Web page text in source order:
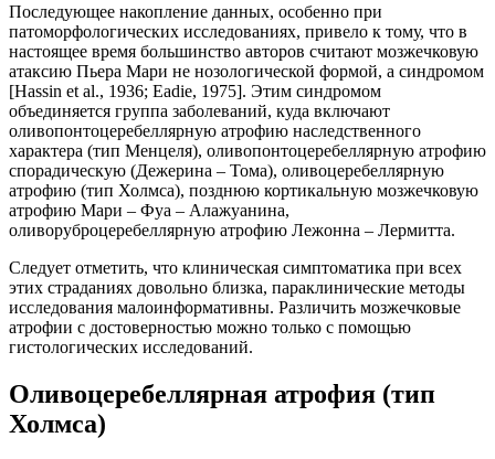
Последующее накопление данных, особенно при
патоморфологических исследованиях, привело к тому, что в
настоящее время большинство авторов считают мозжечковую
атаксию Пьера Мари не нозологической формой, а синдромом
[Hassin et al., 1936; Eadie, 1975]. Этим синдромом
объединяется группа заболеваний, куда включают
оливопонтоцеребеллярную атрофию наследственного
характера (тип Менцеля), оливопонтоцеребеллярную атрофию
спорадическую (Дежерина – Тома), оливоцеребеллярную
атрофию (тип Холмса), позднюю кортикальную мозжечковую
атрофию Мари – Фуа – Алажуанина,
оливоруброцеребеллярную атрофию Лежонна – Лермитта.
Следует отметить, что клиническая симптоматика при всех
этих страданиях довольно близка, параклинические методы
исследования малоинформативны. Различить мозжечковые
атрофии с достоверностью можно только с помощью
гистологических исследований.
Оливоцеребеллярная атрофия (тип
Холмса)